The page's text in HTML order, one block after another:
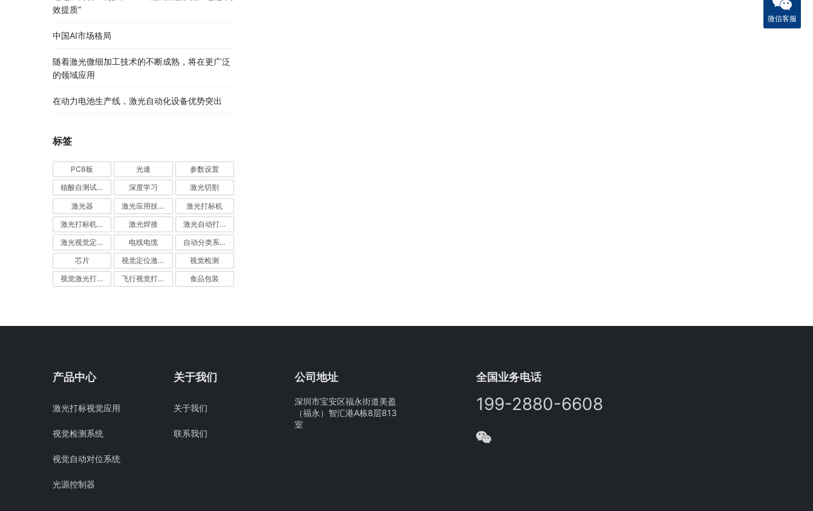
效提质”
中国AI市场格局
随着激光微细加工技术的不断成熟，将在更广泛
的领域应用
在动力电池生产线，激光自动化设备优势突出
标签
PCB板 光速 参数设置
核酸自测试剂盒 深度学习 激光切割
激光器 激光应用技术 激光打标机
激光打标机品牌厂家前十名 激光焊接 激光自动打标机
激光视觉定位 电线电缆 自动分类系统
芯片 视觉定位激光打标机 视觉检测
视觉激光打标机 飞行视觉打标系统 食品包装
产品中心
激光打标视觉应用
视觉检测系统
视觉自动对位系统
光源控制器
关于我们
关于我们
联系我们
公司地址
深圳市宝安区福永街道美盈
（福永）智汇港A栋8层813
室
全国业务电话
199-2880-6608
微信客服